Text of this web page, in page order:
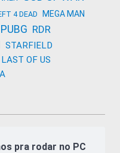
4 DEAD MEGA MAN
PUBG RDR
STARFIELD
OF US
pra rodar no PC